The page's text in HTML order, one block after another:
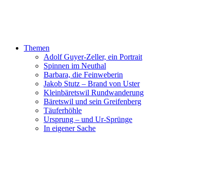
Themen
Adolf Guyer-Zeller, ein Portrait
Spinnen im Neuthal
Barbara, die Feinweberin
Jakob Stutz – Brand von Uster
Kleinbäretswil Rundwanderung
Bäretswil und sein Greifenberg
Täuferhöhle
Ursprung – und Ur-Sprünge
In eigener Sache